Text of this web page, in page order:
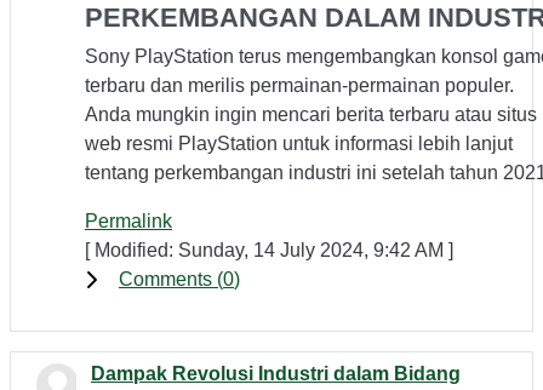
PERKEMBANGAN DALAM
Sony PlayStation terus mengembangkan konsol
terbaru dan merilis permainan-permainan populer.
Anda mungkin ingin mencari berita terbaru atau situs
web resmi PlayStation untuk informasi lebih lanjut
tentang perkembangan industri ini setelah tahun
Permalink
[ Modified: Sunday, 14 July 2024, 9:42 AM ]
Comments (0)
Dampak Revolusi Industri dalam Bidang